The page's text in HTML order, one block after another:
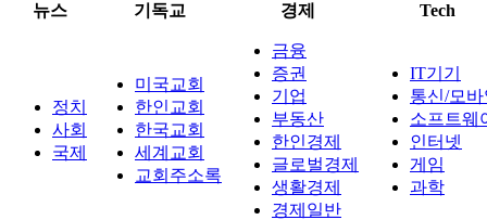
뉴스
기독교 경제 Tech
정치
사회
국제
미국교회
한인교회
한국교회
세계교회
교회주소록
금융
증권
기업
부동산
한인경제
글로벌경제
생활경제
경제일반
IT기기
통신/모
소프트웨
인터넷
게임
과학